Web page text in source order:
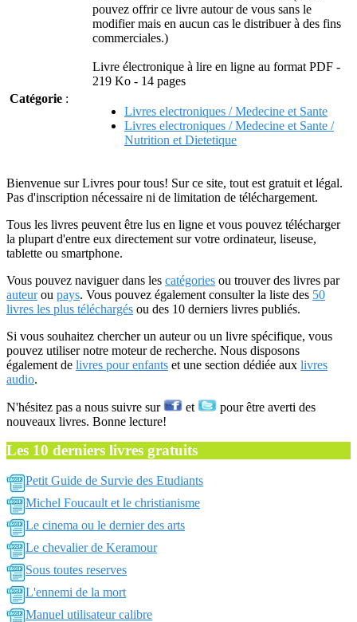
pouvez offrir ce livre autour de vous sans le
modifier mais en aucun cas le distribuer à des fins
commerciales.)
Livre électronique à lire en ligne au format PDF -
219 Ko - 14 pages
Catégorie :
Livres electroniques / Medecine et Sante
Livres electroniques / Medecine et Sante /
Nutrition et Dietetique
Bienvenue sur Livres pour tous! Sur ce site, tout est gratuit et légal.
Pas d'inscription nécessaire ni de limitation de téléchargement.
Tous les livres peuvent être lus en ligne et vous pouvez télécharger
la plupart d'entre eux directement sur votre ordinateur, liseuse,
tablette ou smartphone.
Vous pouvez naviguer dans les catégories ou trouver des livres par
auteurou pays. Vous pouvez également consulter la liste des 50
livres les plus téléchargés ou des 10 derniers livres publiés.
Si vous souhaitez chercher un auteur ou un livre spécifique, vous
pouvez utiliser notre moteur de recherche. Nous disposons
également de livres pour enfants et une section dédiée aux livres
audio.
N'hésitez pas a nous suivre sur et
pour être averti des
nouveaux livres. Bonne lecture!
Les 10 derniers livres gratuits
Petit Guide de Survie des Etudiants
Michel Foucault et le christianisme
Le cinema ou le dernier des arts
Le chevalier de Keramour
Sous toutes reserves
L'ennemi de la mort
Manuel utilisateur calibre